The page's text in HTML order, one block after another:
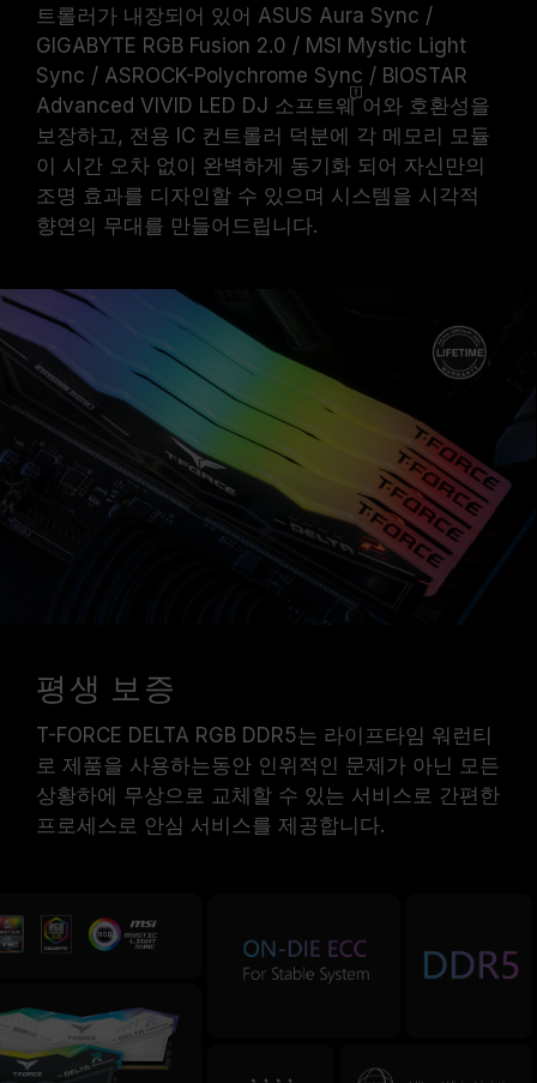
트롤러가 내장되어 있어 ASUS Aura Sync /
GIGABYTE RGB Fusion 2.0 / MSI Mystic Light
Sync / ASROCK-Polychrome Sync / BIOSTAR
Advanced VIVID LED DJ 소프트웨어와 호환성을
보장하고, 전용 IC 컨트롤러 덕분에 각 메모리 모듈
이 시간 오차 없이 완벽하게 동기화 되어 자신만의
조명 효과를 디자인할 수 있으며 시스템을 시각적
향연의 무대를 만들어드립니다.
평생 보증
T-FORCE DELTA RGB DDR5는 라이프타임 워런티
로 제품을 사용하는동안 인위적인 문제가 아닌 모든
상황하에 무상으로 교체할 수 있는 서비스로 간편한
프로세스로 안심 서비스를 제공합니다.